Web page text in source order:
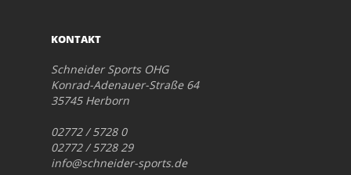
KONTAKT
Schneider Sports OHG
Konrad-Adenauer-Straße 64
35745 Herborn
02772 / 5728 0
02772 / 5728 29
info@schneider-sports.de